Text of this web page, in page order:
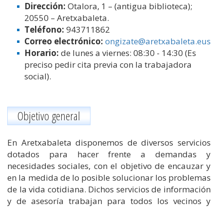
Dirección: Otalora, 1 – (antigua biblioteca);
20550 – Aretxabaleta.
Teléfono: 943711862
Correo electrónico: ongizate@aretxabaleta.eus
Horario: de lunes a viernes: 08:30 - 14:30 (Es
preciso pedir cita previa con la trabajadora
social).
Objetivo general
En Aretxabaleta disponemos de diversos servicios
dotados para hacer frente a demandas y
necesidades sociales, con el objetivo de encauzar y
en la medida de lo posible solucionar los problemas
de la vida cotidiana. Dichos servicios de información
y de asesoría trabajan para todos los vecinos y